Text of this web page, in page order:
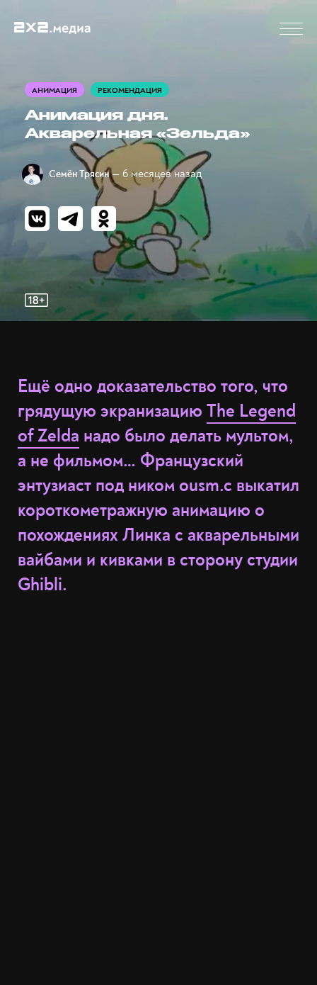
АНИМАЦИЯ РЕКОМЕНДАЦИЯ
Анимация дня.
Акварельная «Зельда»
Семён Трясин — 6 месяцев назад
Ещё одно доказательство того, что
грядущую экранизацию The Legend
of Zelda надо было делать мультом,
а не фильмом… Французский
энтузиаст под ником ousm.c выкатил
короткометражную анимацию о
похождениях Линка с акварельными
вайбами и кивками в сторону студии
Ghibli.